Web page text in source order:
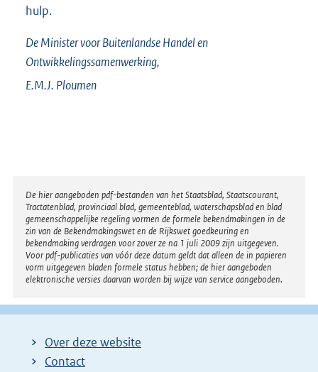
hulp.
De Minister voor Buitenlandse Handel en
Ontwikkelingssamenwerking,
E.M.J. Ploumen
Disclaimer
De hier aangeboden pdf-bestanden van het Staatsblad, Staatscourant,
Tractatenblad, provinciaal blad, gemeenteblad, waterschapsblad en blad
gemeenschappelijke regeling vormen de formele bekendmakingen in de
zin van de Bekendmakingswet en de Rijkswet goedkeuring en
bekendmaking verdragen voor zover ze na 1 juli 2009 zijn uitgegeven.
Voor pdf-publicaties van vóór deze datum geldt dat alleen de in papieren
vorm uitgegeven bladen formele status hebben; de hier aangeboden
elektronische versies daarvan worden bij wijze van service aangeboden.
Over deze website
Contact